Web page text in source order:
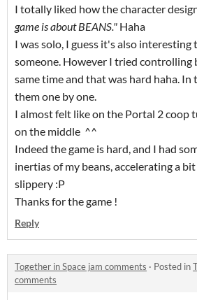
I totally liked how the character
game is about BEANS." Haha
I was solo, I guess it's also
someone. However I tried controlling
same time and that was hard haha.
them one by one.
I almost felt like on the Portal 2 coop
on the middle ^^
Indeed the game is hard, and I had
inertias of my beans, accelerating a
slippery :P
Thanks for the game !
Reply
Together in Space jam comments · Posted in
comments